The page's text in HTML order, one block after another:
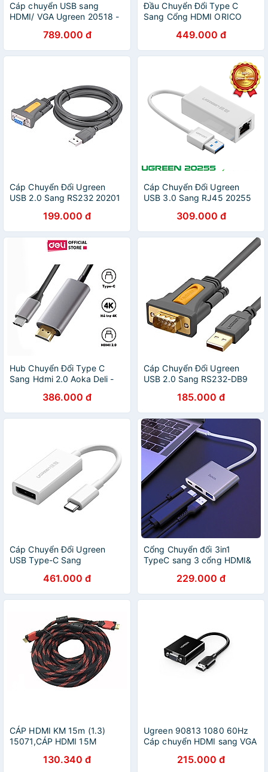
Cáp chuyển USB sang
HDMI/ VGA Ugreen 20518 -
789.000 đ
Đầu Chuyển Đổi Type C
Sang Cổng HDMI ORICO
449.000 đ
Cáp Chuyển Đổi Ugreen
USB 2.0 Sang RS232 20201
199.000 đ
Cáp Chuyển Đổi Ugreen
USB 3.0 Sang RJ45 20255
309.000 đ
Hub Chuyển Đổi Type C
Sang Hdmi 2.0 Aoka Deli -
Chuyển Đổi Thiết Bị Hỗ Trợ
Trình Chiếu Dây Dài 1.8M
Chống Uốn Cong Tốc Độ
386.000 đ
Cáp Chuyển Đổi Ugreen
USB 2.0 Sang RS232-DB9
185.000 đ
Cáp Chuyển Đổi Ugreen
USB Type-C Sang
Hàng Chính Hãng
461.000 đ
Cổng Chuyển đổi 3in1
TypeC sang 3 cổng HDMI&
HB14-Hàng Chính Hãng
229.000 đ
CÁP HDMI KM 15m (1.3)
15071,CÁP HDMI 15M
130.340 đ
Ugreen 90813 1080 60Hz
Cáp chuyển HDMI sang VGA
cm611 - Hàng chính hãng
215.000 đ